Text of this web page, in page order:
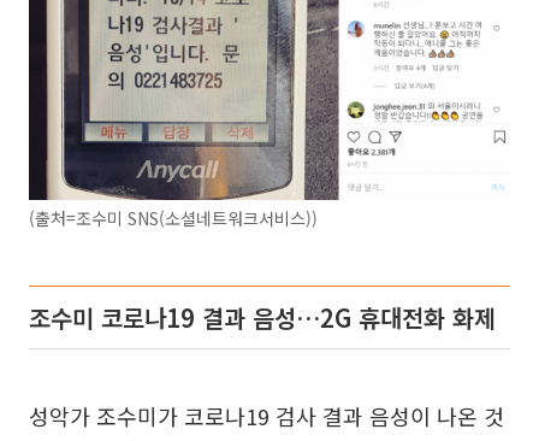
(출처=조수미 SNS(소셜네트워크서비스))
조수미 코로나19 결과 음성…2G 휴대전화 화제
성악가 조수미가 코로나19 검사 결과 음성이 나온 것